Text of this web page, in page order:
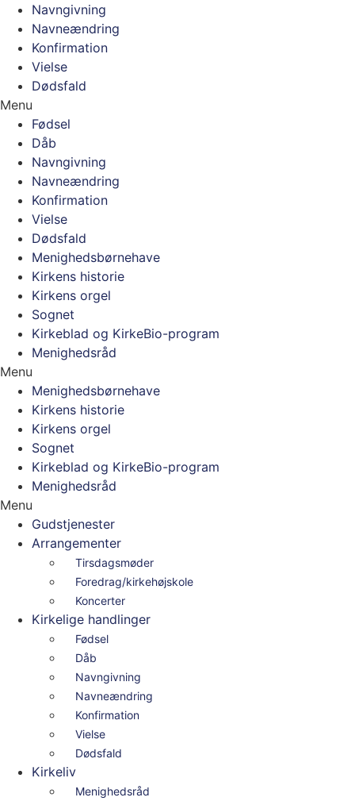
Navngivning
Navneændring
Konfirmation
Vielse
Dødsfald
Menu
Fødsel
Dåb
Navngivning
Navneændring
Konfirmation
Vielse
Dødsfald
Menighedsbørnehave
Kirkens historie
Kirkens orgel
Sognet
Kirkeblad og KirkeBio-program
Menighedsråd
Menu
Menighedsbørnehave
Kirkens historie
Kirkens orgel
Sognet
Kirkeblad og KirkeBio-program
Menighedsråd
Menu
Gudstjenester
Arrangementer
Tirsdagsmøder
Foredrag/kirkehøjskole
Koncerter
Kirkelige handlinger
Fødsel
Dåb
Navngivning
Navneændring
Konfirmation
Vielse
Dødsfald
Kirkeliv
Menighedsråd